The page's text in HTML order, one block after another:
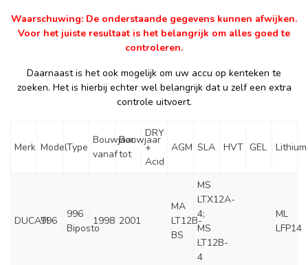
Waarschuwing: De onderstaande gegevens kunnen afwijken.
Voor het juiste resultaat is het belangrijk om alles goed te
controleren.
Daarnaast is het ook mogelijk om uw accu op kenteken te
zoeken. Het is hierbij echter wel belangrijk dat u zelf een extra
controle uitvoert.
Merk ModelType
Bouwjaar
vanaf
Bouwjaar
tot
DRY
+
Acid
AGM SLA HVT GEL Lithium
DUCATI996
996
Biposto
1998 2001
MA
LT12B-
BS
MS
LTX12A-
4;
MS
LT12B-
4
ML
LFP14